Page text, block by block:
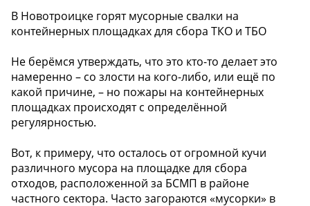
В Новотроицке горят мусорные свалки на
контейнерных площадках для сбора ТКО и ТБО
Не берёмся утверждать, что это кто-то делает это
намеренно – со злости на кого-либо, или ещё по
какой причине, – но пожары на контейнерных
площадках происходят с определённой
регулярностью.
Вот, к примеру, что осталось от огромной кучи
различного мусора на площадке для сбора
отходов, расположенной за БСМП в районе
частного сектора. Часто загораются «мусорки» в